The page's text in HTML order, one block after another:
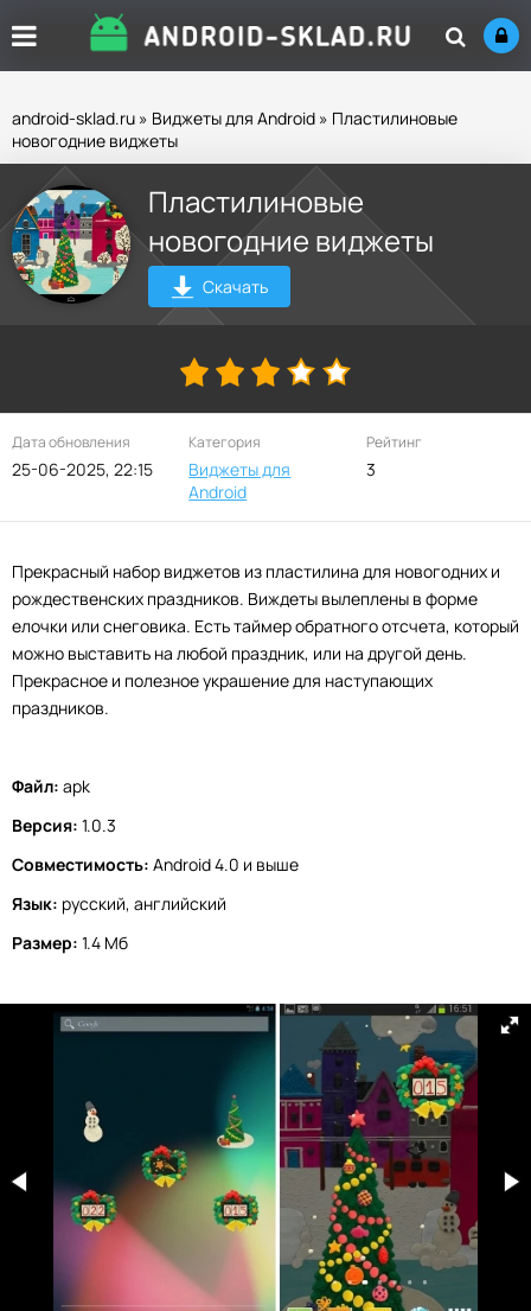
android-sklad.ru » Виджеты для Android » Пластилиновые
новогодние виджеты
Пластилиновые
новогодние виджеты
Скачать
Дата обновления
25-06-2025, 22:15
Категория
Виджеты для
Android
Рейтинг
3
Прекрасный набор виджетов из пластилина для новогодних и
рождественских праздников. Виждеты вылеплены в форме
елочки или снеговика. Есть таймер обратного отсчета, который
можно выставить на любой праздник, или на другой день.
Прекрасное и полезное украшение для наступающих
праздников.
Файл: apk
Версия: 1.0.3
Совместимость: Android 4.0 и выше
Язык: русский, английский
Размер: 1.4 Мб